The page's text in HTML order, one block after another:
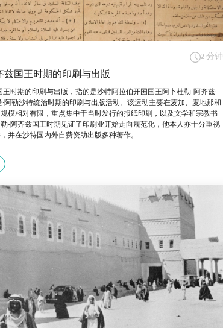
2 分钟
兹国王时期的印刷与出版
王时期的印刷与出版，指的是沙特阿拉伯开国国王阿卜杜勒-阿齐兹·
·阿勒沙特统治时期的印刷与出版活动。该运动主要在麦加、麦地那和
模相对有限，重点集中于当时发行的报纸印刷，以及文学和宗教书
-阿齐兹国王时期见证了印刷业开始走向规范化，他本人亦十分重视
并在沙特国内外自费资助出版多种著作。